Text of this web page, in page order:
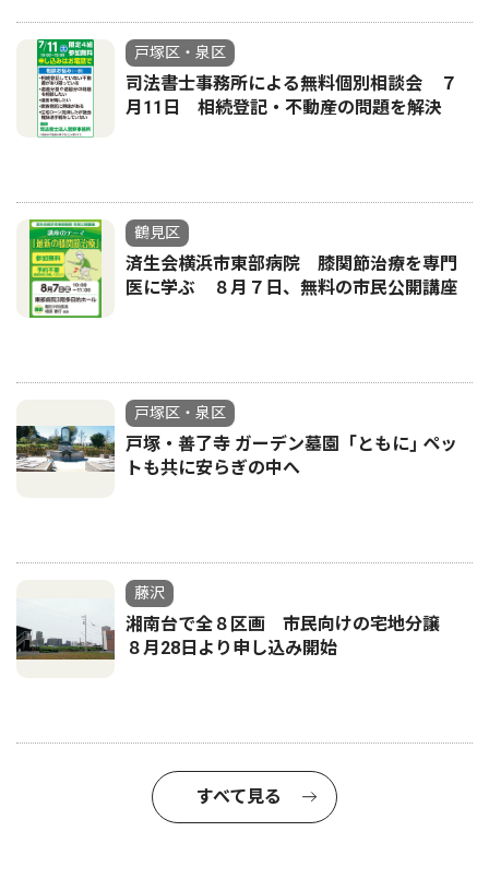
戸塚区・泉区
司法書士事務所による無料個別相談会 ７
月11日 相続登記・不動産の問題を解決
鶴見区
済生会横浜市東部病院 膝関節治療を専門
医に学ぶ ８月７日、無料の市民公開講座
戸塚区・泉区
戸塚・善了寺 ガーデン墓園「ともに｣ ペッ
トも共に安らぎの中へ
藤沢
湘南台で全８区画 市民向けの宅地分譲
８月28日より申し込み開始
すべて見る